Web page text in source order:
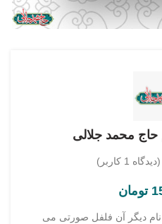
(دیدگاه 1 کاربر)
تومان
نام دیگر آن فلفل صورتی می